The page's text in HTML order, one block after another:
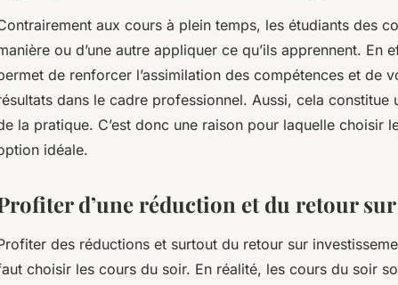
aux cours à plein temps, les étudiants des
ou d’une autre appliquer ce qu’ils apprennent. En
de renforcer l’assimilation des compétences et de
dans le cadre professionnel. Aussi, cela
la pratique. C’est donc une raison pour laquelle choisir
idéale.
d’une réduction et du retour
des réductions et surtout du retour sur
choisir les cours du soir. En réalité, les cours du soir